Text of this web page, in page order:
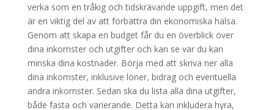
verka som en tråkig och tidskrävande uppgift, men det
är en viktig del av att förbättra din ekonomiska hälsa.
Genom att skapa en budget får du en överblick över
dina inkomster och utgifter och kan se var du kan
minska dina kostnader. Börja med att skriva ner alla
dina inkomster, inklusive löner, bidrag och eventuella
andra inkomster. Sedan ska du lista alla dina utgifter,
både fasta och varierande. Detta kan inkludera hyra,